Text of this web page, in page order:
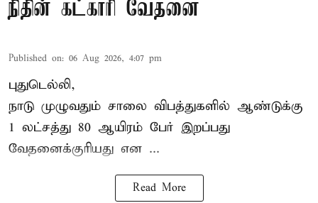
நிதின் கட்காரி வேதனை
Published on: 06 Aug 2026, 4:07 pm
புதுடெல்லி,
நாடு முழுவதும் சாலை விபத்துகளில் ஆண்டுக்கு
1 லட்சத்து 80 ஆயிரம் பேர் இறப்பது
வேதனைக்குரியது என ...
Read More